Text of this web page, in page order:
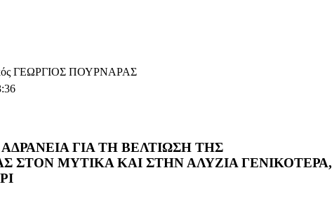
ΓΕΩΡΓΙΟΣ ΠΟΥΡΝΑΡΑΣ
ΓΙΑ ΤΗ ΒΕΛΤΙΩΣΗ ΤΗΣ
ΣΤΟΝ ΜΥΤΙΚΑ ΚΑΙ ΣΤΗΝ ΑΛΥΖΙΑ ΓΕΝΙΚΟΤΕΡΑ,